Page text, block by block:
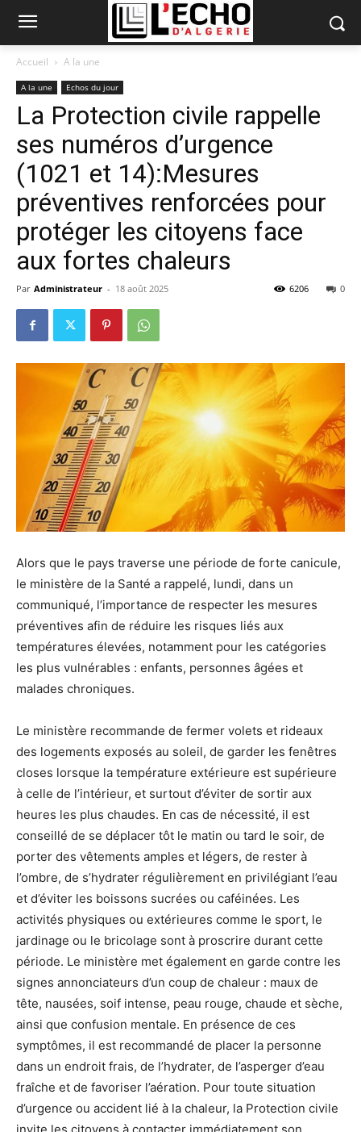
Accueil A la une
A la une Echos du jour
La Protection civile rappelle
ses numéros d’urgence
(1021 et 14):Mesures
préventives renforcées pour
protéger les citoyens face
aux fortes chaleurs
Par Administrateur - 18 août 2025 0
6206
Alors que le pays traverse une période de forte canicule,
le ministère de la Santé a rappelé, lundi, dans un
communiqué, l’importance de respecter les mesures
préventives afin de réduire les risques liés aux
températures élevées, notamment pour les catégories
les plus vulnérables : enfants, personnes âgées et
malades chroniques.
Le ministère recommande de fermer volets et rideaux
des logements exposés au soleil, de garder les fenêtres
closes lorsque la température extérieure est supérieure
à celle de l’intérieur, et surtout d’éviter de sortir aux
heures les plus chaudes. En cas de nécessité, il est
conseillé de se déplacer tôt le matin ou tard le soir, de
porter des vêtements amples et légers, de rester à
l’ombre, de s’hydrater régulièrement en privilégiant l’eau
et d’éviter les boissons sucrées ou caféinées. Les
activités physiques ou extérieures comme le sport, le
jardinage ou le bricolage sont à proscrire durant cette
période. Le ministère met également en garde contre les
signes annonciateurs d’un coup de chaleur : maux de
tête, nausées, soif intense, peau rouge, chaude et sèche,
ainsi que confusion mentale. En présence de ces
symptômes, il est recommandé de placer la personne
dans un endroit frais, de l’hydrater, de l’asperger d’eau
fraîche et de favoriser l’aération. Pour toute situation
d’urgence ou accident lié à la chaleur, la Protection civile
invite les citoyens à contacter immédiatement son